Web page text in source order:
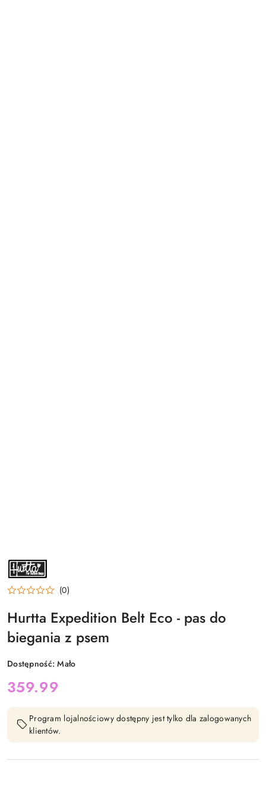
NAZWA
PRODUCENTA:
HURTTA
(0)
Hurtta Expedition Belt Eco - pas do
biegania z psem
Dostępność:Mało
cena:
359.99
Program lojalnościowy dostępny jest tylko dla zalogowanych
klientów.